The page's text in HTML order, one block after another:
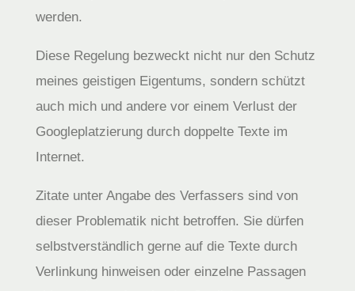
werden.
Diese Regelung bezweckt nicht nur den Schutz
meines geistigen Eigentums, sondern schützt
auch mich und andere vor einem Verlust der
Googleplatzierung durch doppelte Texte im
Internet.
Zitate unter Angabe des Verfassers sind von
dieser Problematik nicht betroffen. Sie dürfen
selbstverständlich gerne auf die Texte durch
Verlinkung hinweisen oder einzelne Passagen